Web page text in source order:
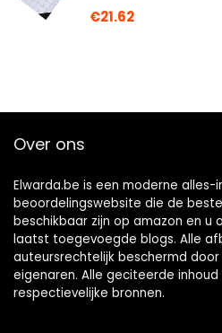
€21.62
Over ons
Elwarda.be is een moderne
beoordelingswebsite die de
beschikbaar zijn op amazon en u
laatst toegevoegde blogs. Alle
auteursrechtelijk beschermd
eigenaren. Alle geciteerde
respectievelijke bronnen.